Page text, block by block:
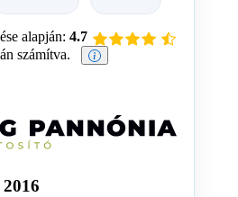
alapján: 4.7
számítva.